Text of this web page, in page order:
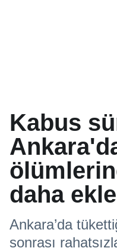
Kabus
daha
Ankara’da
sonrası